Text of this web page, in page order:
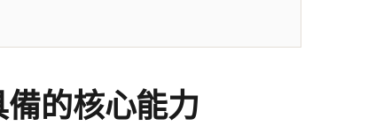
的核心能力